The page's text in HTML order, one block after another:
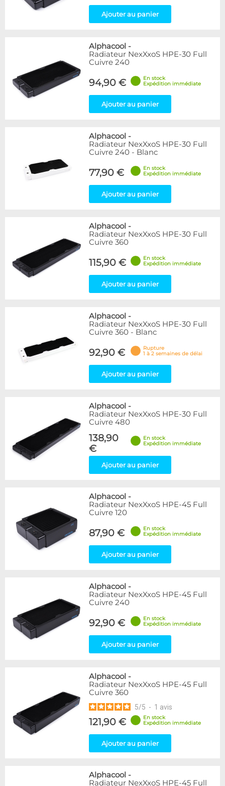
Ajouter au panier
Alphacool -
Radiateur NexXxoS HPE-30 Full
Cuivre 240
94,90 €
En stock
Expédition immédiate
Ajouter au panier
Alphacool -
Radiateur NexXxoS HPE-30 Full
Cuivre 240 - Blanc
77,90 €
En stock
Expédition immédiate
Ajouter au panier
Alphacool -
Radiateur NexXxoS HPE-30 Full
Cuivre 360
115,90 €
En stock
Expédition immédiate
Ajouter au panier
Alphacool -
Radiateur NexXxoS HPE-30 Full
Cuivre 360 - Blanc
92,90 €
Rupture
1 à 2 semaines de délai
Ajouter au panier
Alphacool -
Radiateur NexXxoS HPE-30 Full
Cuivre 480
138,90
€
En stock
Expédition immédiate
Ajouter au panier
Alphacool -
Radiateur NexXxoS HPE-45 Full
Cuivre 120
87,90 €
En stock
Expédition immédiate
Ajouter au panier
Alphacool -
Radiateur NexXxoS HPE-45 Full
Cuivre 240
92,90 €
En stock
Expédition immédiate
Ajouter au panier
Alphacool -
Radiateur NexXxoS HPE-45 Full
Cuivre 360
5/5 - 1 avis
121,90 €
En stock
Expédition immédiate
Ajouter au panier
Alphacool -
Radiateur NexXxoS HPE-45 Full